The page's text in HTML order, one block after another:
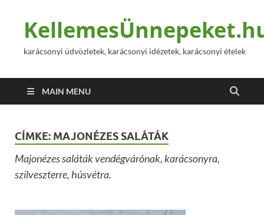
karácsonyi üdvözletek, karácsonyi idézetek, karácsonyi ételek
MAIN MENU
CÍMKE: MAJONÉZES SALÁTÁK
Majonézes saláták vendégvárónak, karácsonyra,
szilveszterre, húsvétra.